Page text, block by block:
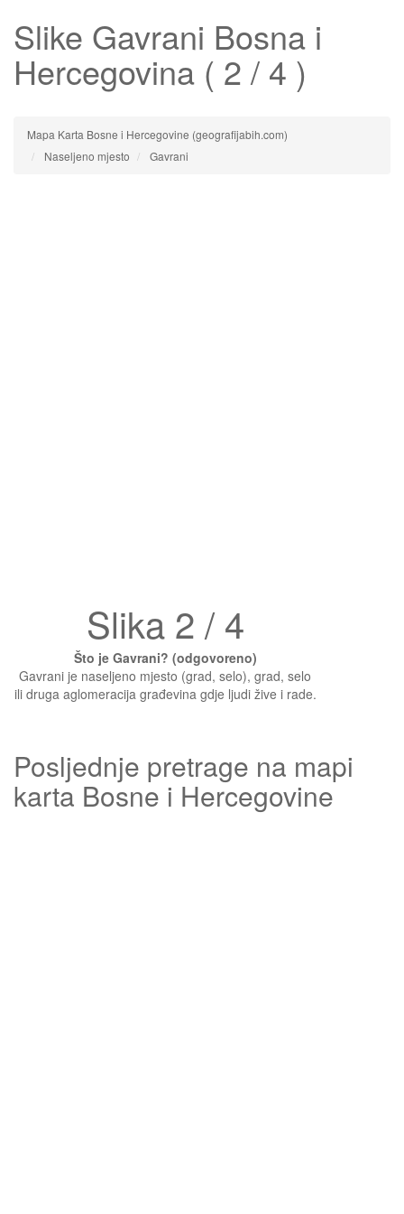
Slike Gavrani Bosna i
Hercegovina ( 2 / 4 )
Mapa Karta Bosne i Hercegovine (geografijabih.com)
Naseljeno mjesto
Gavrani
Slika 2 / 4
Što je Gavrani? (odgovoreno)
Gavrani je naseljeno mjesto (grad, selo), grad, selo
ili druga aglomeracija građevina gdje ljudi žive i rade.
Posljednje pretrage na mapi
karta Bosne i Hercegovine